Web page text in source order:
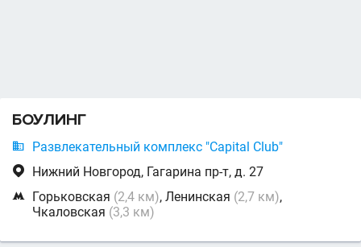
БОУЛИНГ
 Развлекательный комплекс "Capital Club"
 Нижний Новгород, Гагарина пр-т, д. 27
 Горьковская (2,4 км), Ленинская (2,7 км),
Чкаловская (3,3 км)